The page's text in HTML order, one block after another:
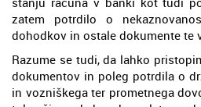
zatem potrdilo o
dohodkov in ostale dokumente te
Razume se tudi, da lahko
dokumentov in poleg potrdila o
in vozniškega ter prometnega